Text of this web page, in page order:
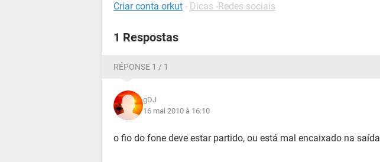
Criar conta orkut - Dicas -Redes sociais
1 Respostas
RÉPONSE 1 / 1
gDJ
16 mai 2010 à 16:10
o fio do fone deve estar partido, ou está mal encaixado na saída